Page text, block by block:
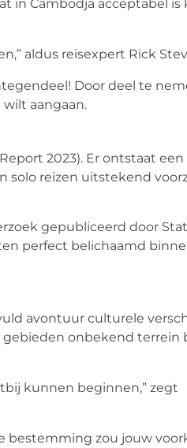
in Cambodja acceptabel is
aldus reisexpert Rick
Door deel te
wilt aangaan.
2023). Er ontstaat
solo reizen uitstekend
gepubliceerd door
perfect belichaamd
avontuur culturele
onbekend terrein
kunnen beginnen,” zegt
bestemming zou jouw